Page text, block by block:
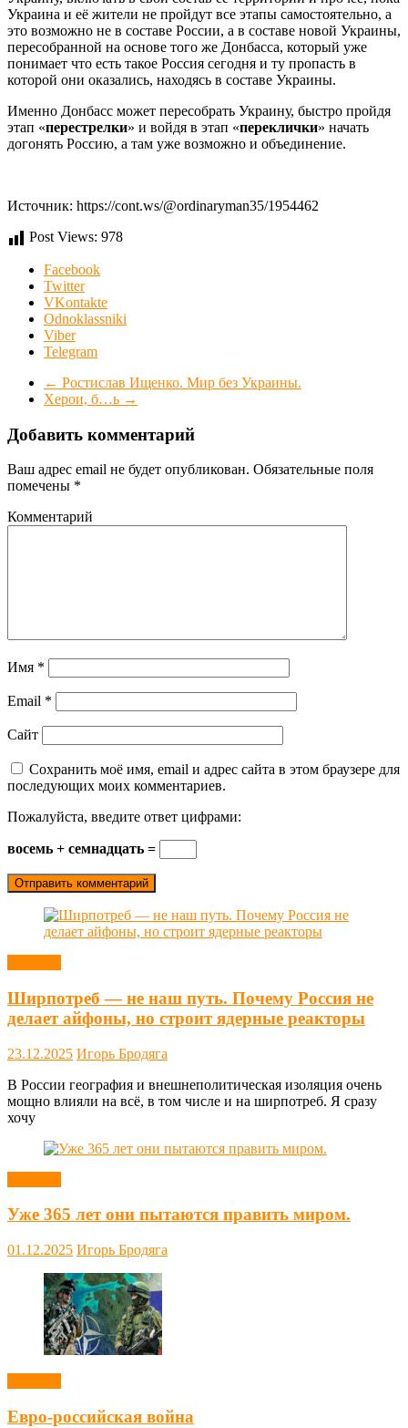
Украина и её жители не пройдут все этапы самостоятельно, а
это возможно не в составе России, а в составе новой Украины,
пересобранной на основе того же Донбасса, который уже
понимает что есть такое Россия сегодня и ту пропасть в
которой они оказались, находясь в составе Украины.
Именно Донбасс может пересобрать Украину, быстро пройдя
этап «перестрелки» и войдя в этап «переклички» начать
догонять Россию, а там уже возможно и объединение.
Источник: https://cont.ws/@ordinaryman35/1954462
Post Views: 978
Facebook
Twitter
VKontakte
Odnoklassniki
Viber
Telegram
← Ростислав Ищенко. Мир без Украины.
Херои, б…ь →
Добавить комментарий
Ваш адрес email не будет опубликован. Обязательные поля
помечены *
Комментарий
Имя *
Email *
Сайт
Сохранить моё имя, email и адрес сайта в этом браузере для
последующих моих комментариев.
Пожалуйста, введите ответ цифрами:
восемь + семнадцать =
Ширпотреб — не наш путь. Почему Россия не
делает айфоны, но строит ядерные реакторы
23.12.2025 Игорь Бродяга
В России география и внешнеполитическая изоляция очень
мощно влияли на всё, в том числе и на ширпотреб. Я сразу
хочу
Уже 365 лет они пытаются править миром.
01.12.2025 Игорь Бродяга
Евро-российская война